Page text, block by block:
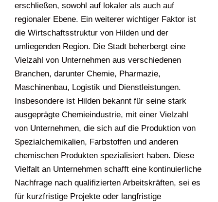
erschließen, sowohl auf lokaler als auch auf
regionaler Ebene. Ein weiterer wichtiger Faktor ist
die Wirtschaftsstruktur von Hilden und der
umliegenden Region. Die Stadt beherbergt eine
Vielzahl von Unternehmen aus verschiedenen
Branchen, darunter Chemie, Pharmazie,
Maschinenbau, Logistik und Dienstleistungen.
Insbesondere ist Hilden bekannt für seine stark
ausgeprägte Chemieindustrie, mit einer Vielzahl
von Unternehmen, die sich auf die Produktion von
Spezialchemikalien, Farbstoffen und anderen
chemischen Produkten spezialisiert haben. Diese
Vielfalt an Unternehmen schafft eine kontinuierliche
Nachfrage nach qualifizierten Arbeitskräften, sei es
für kurzfristige Projekte oder langfristige